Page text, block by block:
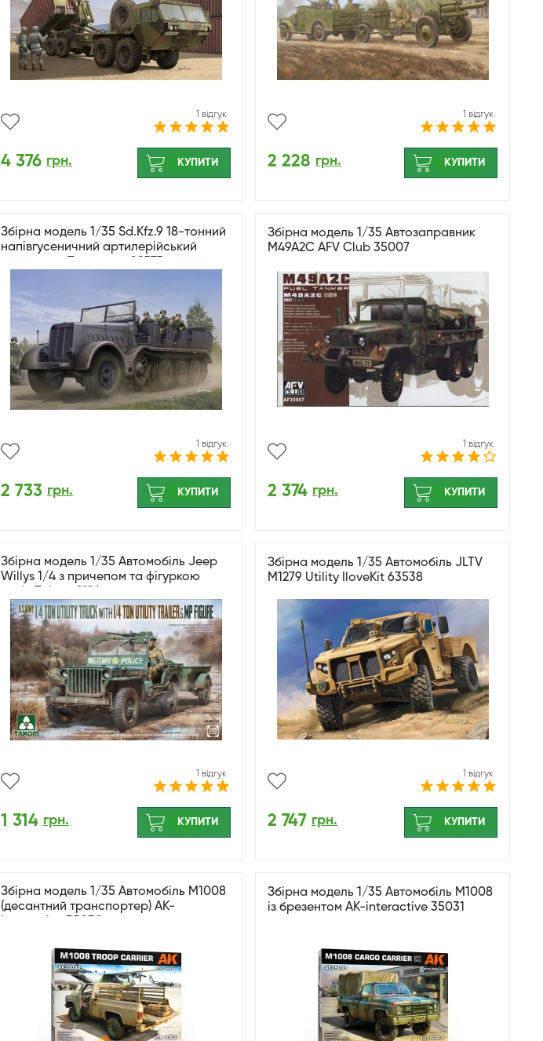
1 відгук
4 376 грн. КУПИТИ
1 відгук
2 228 грн. КУПИТИ
Збірна модель 1/35 Sd.Kfz.9 18-тонний
напівгусеничний артилерійський
1 відгук
2 733 грн. КУПИТИ
Збірна модель 1/35 Автозаправник
M49A2C AFV Club 35007
1 відгук
2 374 грн. КУПИТИ
Збірна модель 1/35 Автомобіль Jeep
Willys 1/4 з причепом та фігуркою
1 відгук
1 314 грн. КУПИТИ
Збірна модель 1/35 Автомобіль JLTV
M1279 Utility IloveKit 63538
1 відгук
2 747 грн. КУПИТИ
Збірна модель 1/35 Автомобіль M1008
(десантний транспортер) AK-
Збірна модель 1/35 Автомобіль M1008
із брезентом AK-interactive 35031